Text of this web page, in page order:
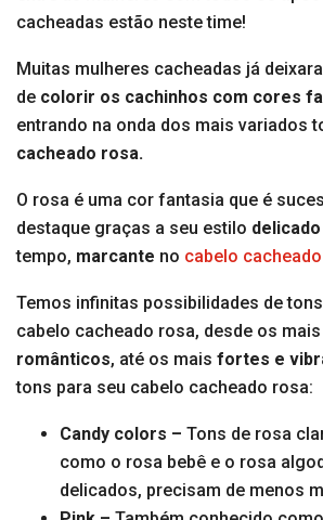
cacheadas estão neste time!
Muitas mulheres cacheadas já
de colorir os cachinhos com cores
entrando na onda dos mais variados
cacheado rosa.
O rosa é uma cor fantasia que é
destaque graças a seu estilo delicado
tempo, marcante no cabelo
Temos infinitas possibilidades de
cabelo cacheado rosa, desde os mais
românticos, até os mais fortes e
tons para seu cabelo cacheado rosa:
Candy colors – Tons de rosa
como o rosa bebê e o rosa
delicados, precisam de menos